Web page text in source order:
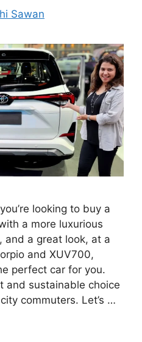
Sawan
looking to buy a
a more luxurious
and a great look, at a
and XUV700,
perfect car for you.
and sustainable choice
commuters. Let’s …